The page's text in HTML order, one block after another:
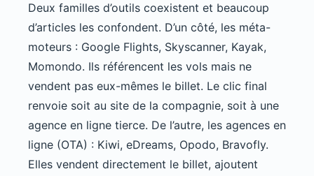
Deux familles d’outils coexistent et beaucoup
d’articles les confondent. D’un côté, les méta-
moteurs : Google Flights, Skyscanner, Kayak,
Momondo. Ils référencent les vols mais ne
vendent pas eux-mêmes le billet. Le clic final
renvoie soit au site de la compagnie, soit à une
agence en ligne tierce. De l’autre, les agences en
ligne (OTA) : Kiwi, eDreams, Opodo, Bravofly.
Elles vendent directement le billet, ajoutent